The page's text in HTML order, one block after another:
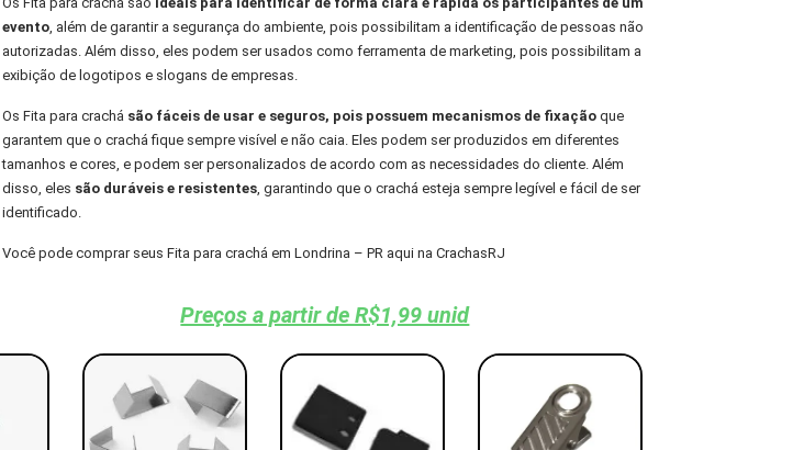
evento, além de garantir a segurança do ambiente, pois possibilitam a identificação de pessoas não
autorizadas. Além disso, eles podem ser usados como ferramenta de marketing, pois possibilitam a
exibição de logotipos e slogans de empresas.
Os Fita para crachá são fáceis de usar e seguros, pois possuem mecanismos de fixaçãoque
garantem que o crachá fique sempre visível e não caia. Eles podem ser produzidos em diferentes
tamanhos e cores, e podem ser personalizados de acordo com as necessidades do cliente. Além
disso, eles são duráveis e resistentes, garantindo que o crachá esteja sempre legível e fácil de ser
identificado.
Você pode comprar seus Fita para crachá em Londrina – PR aqui na CrachasRJ
Preços a partir de R$1,99 unid